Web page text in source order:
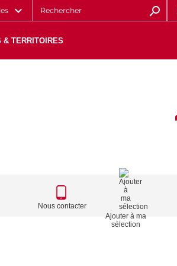
& TERRITOIRES
CALL
TO
ACTIONS
Nous contacter
Ajouter à ma
sélection